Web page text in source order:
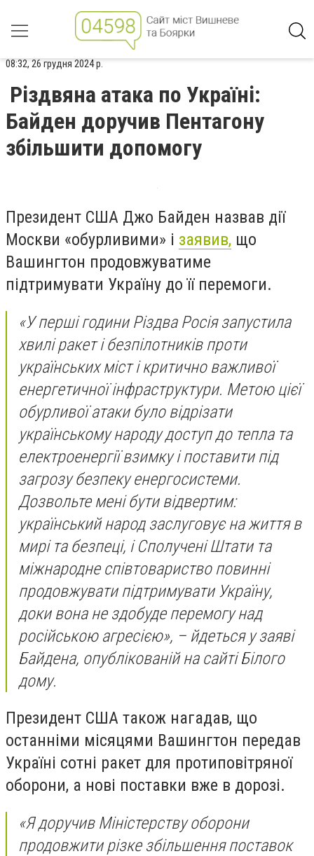
08:32, 26 грудня 2024 р.
Різдвяна атака по Україні:
Байден доручив Пентагону
збільшити допомогу
Президент США Джо Байден назвав дії
Москви «обурливими» і заявив, що
Вашингтон продовжуватиме
підтримувати Україну до її перемоги.
«У перші години Різдва Росія запустила
хвилі ракет і безпілотників проти
українських міст і критично важливої
енергетичної інфраструктури. Метою цієї
обурливої атаки було відрізати
українському народу доступ до тепла та
електроенергії взимку і поставити під
загрозу безпеку енергосистеми.
Дозвольте мені бути відвертим:
український народ заслуговує на життя в
мирі та безпеці, і Сполучені Штати та
міжнародне співтовариство повинні
продовжувати підтримувати Україну,
доки вона не здобуде перемогу над
російською агресією», – йдеться у заяві
Байдена, опублікованій на сайті Білого
дому.
Президент США також нагадав, що
останніми місяцями Вашингтон передав
Україні сотні ракет для протиповітряної
оборони, а нові поставки вже в дорозі.
«Я доручив Міністерству оборони
продовжити різке збільшення поставок